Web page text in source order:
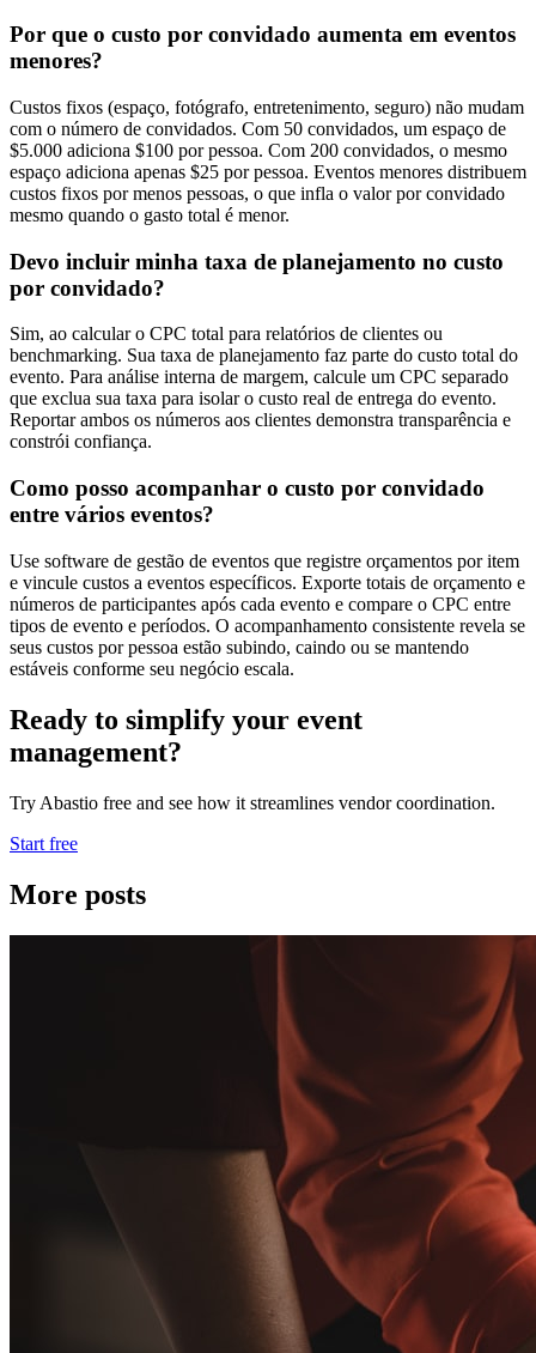
Por que o custo por convidado aumenta em eventos
menores?
Custos fixos (espaço, fotógrafo, entretenimento, seguro) não mudam
com o número de convidados. Com 50 convidados, um espaço de
$5.000 adiciona $100 por pessoa. Com 200 convidados, o mesmo
espaço adiciona apenas $25 por pessoa. Eventos menores distribuem
custos fixos por menos pessoas, o que infla o valor por convidado
mesmo quando o gasto total é menor.
Devo incluir minha taxa de planejamento no custo
por convidado?
Sim, ao calcular o CPC total para relatórios de clientes ou
benchmarking. Sua taxa de planejamento faz parte do custo total do
evento. Para análise interna de margem, calcule um CPC separado
que exclua sua taxa para isolar o custo real de entrega do evento.
Reportar ambos os números aos clientes demonstra transparência e
constrói confiança.
Como posso acompanhar o custo por convidado
entre vários eventos?
Use software de gestão de eventos que registre orçamentos por item
e vincule custos a eventos específicos. Exporte totais de orçamento e
números de participantes após cada evento e compare o CPC entre
tipos de evento e períodos. O acompanhamento consistente revela se
seus custos por pessoa estão subindo, caindo ou se mantendo
estáveis conforme seu negócio escala.
Ready to simplify your event
management?
Try Abastio free and see how it streamlines vendor coordination.
Start free
More posts